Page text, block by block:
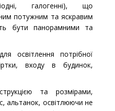
галогенні), що
потужним та яскравим
бути панорамними та
освітлення потрібної
входу в будинок,
та розмірами,
альтанок, освітлюючи не